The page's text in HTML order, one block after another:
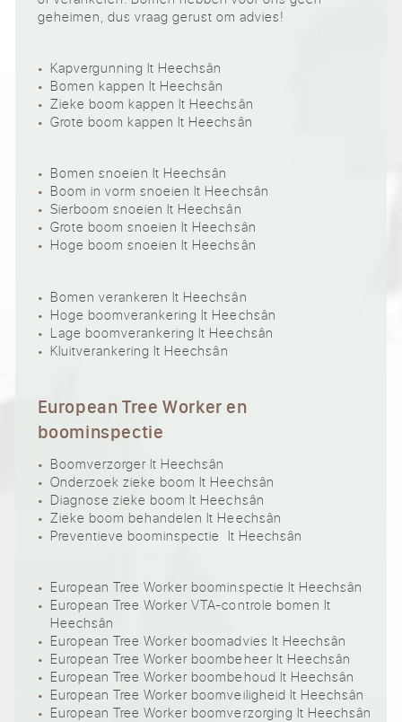
geheimen, dus vraag gerust om advies!
Kapvergunning It Heechsân
Bomen kappen It Heechsân
Zieke boom kappen It Heechsân
Grote boom kappen It Heechsân
Bomen snoeien It Heechsân
Boom in vorm snoeien It Heechsân
Sierboom snoeien It Heechsân
Grote boom snoeien It Heechsân
Hoge boom snoeien It Heechsân
Bomen verankeren It Heechsân
Hoge boomverankering It Heechsân
Lage boomverankering It Heechsân
Kluitverankering It Heechsân
European Tree Worker en
boominspectie
Boomverzorger It Heechsân
Onderzoek zieke boom It Heechsân
Diagnose zieke boom It Heechsân
Zieke boom behandelen It Heechsân
Preventieve boominspectie It Heechsân
European Tree Worker boominspectie It Heechsân
European Tree Worker VTA-controle bomen It
Heechsân
European Tree Worker boomadvies It Heechsân
European Tree Worker boombeheer It Heechsân
European Tree Worker boombehoud It Heechsân
European Tree Worker boomveiligheid It Heechsân
European Tree Worker boomverzorging It Heechsân